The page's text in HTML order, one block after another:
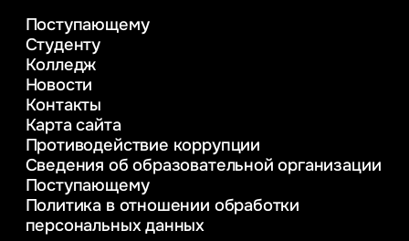
Психолого-педагогическое
консультирование и медиация
в образовании
Веб-дизайн
Управление инновационным развитием
предприятия
Уголовное право
Информационные технологии в бизнесе
Информационное и программное
обеспечение бизнес процессов
Управление человеческими ресурсами
Поступающему
Студенту
Колледж
Новости
Контакты
Карта сайта
Противодействие коррупции
Сведения об образовательной организации
Поступающему
Политика в отношении обработки
персональных данных